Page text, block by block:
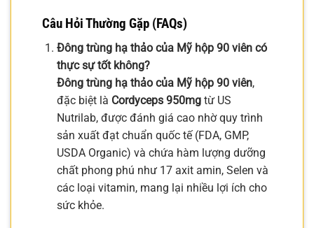
Câu Hỏi Thường Gặp (FAQs)
Đông trùng hạ thảo của Mỹ hộp 90 viên có
thực sự tốt không?
Đông trùng hạ thảo của Mỹ hộp 90 viên,
đặc biệt là Cordyceps 950mgtừ US
Nutrilab, được đánh giá cao nhờ quy trình
sản xuất đạt chuẩn quốc tế (FDA, GMP,
USDA Organic) và chứa hàm lượng dưỡng
chất phong phú như 17 axit amin, Selen và
các loại vitamin, mang lại nhiều lợi ích cho
sức khỏe.